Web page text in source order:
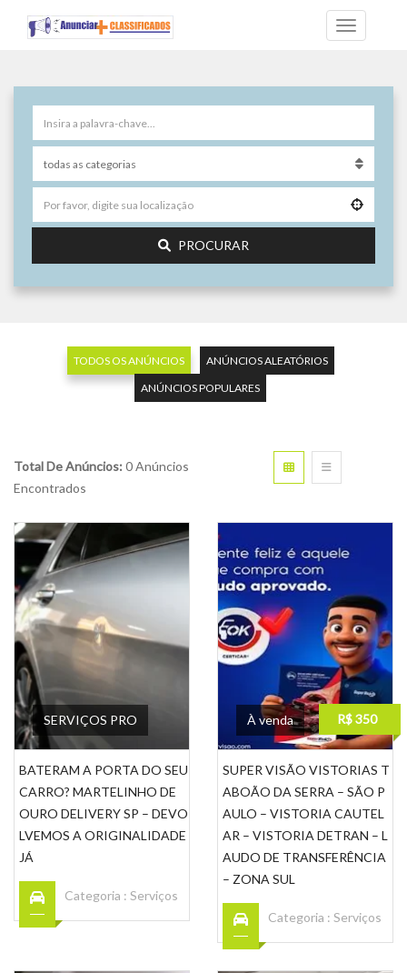
PROCURAR
TODOS OS ANÚNCIOS
ANÚNCIOS ALEATÓRIOS
ANÚNCIOS POPULARES
Total De Anúncios: 0 Anúncios
Encontrados
SERVIÇOS PRO
BATERAM A PORTA DO SEU
CARRO? MARTELINHO DE
OURO DELIVERY SP – DEVO
LVEMOS A ORIGINALIDADE
JÁ
Categoria : Serviços
À venda R$ 350
SUPER VISÃO VISTORIAS T
ABOÃO DA SERRA – SÃO P
AULO – VISTORIA CAUTEL
AR – VISTORIA DETRAN – L
AUDO DE TRANSFERÊNCIA
– ZONA SUL
Categoria : Serviços